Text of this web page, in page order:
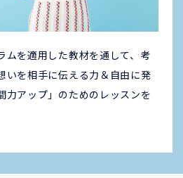
ムを適用した教材を通して、考
いを相手に伝える力＆自由に発
力アップ」のためのレッスンを